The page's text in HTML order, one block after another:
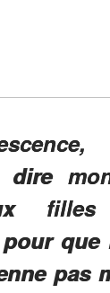
dire
que
pas